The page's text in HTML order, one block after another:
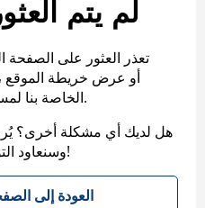
لم يتم
تعذر العثور على
الخاصة بنا لمساعدتك في العثور على ما تريد.
هل لديك أي مشكلة أخرى؟
وسنعاود التواصل معك. شكرًا على صبرك!
العودة إلى